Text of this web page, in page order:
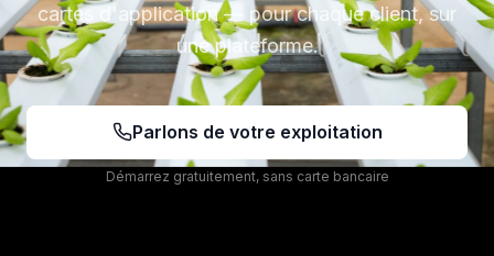
cartes d'application — pour chaque client, sur
une plateforme.
Parlons de votre exploitation
Démarrez gratuitement, sans carte bancaire